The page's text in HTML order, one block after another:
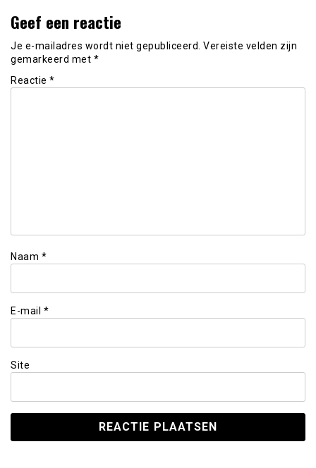
Geef een reactie
Je e-mailadres wordt niet gepubliceerd. Vereiste velden zijn
gemarkeerd met *
Reactie *
Naam *
E-mail *
Site